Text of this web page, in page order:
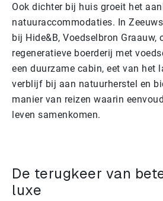
Ook dichter bij huis groeit het
natuuraccommodaties. In
bij Hide&B, Voedselbron Graauw,
regeneratieve boerderij met
een duurzame cabin, eet van het
verblijf bij aan natuurherstel en
manier van reizen waarin
leven samenkomen.
De terugkeer van
luxe